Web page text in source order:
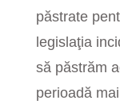
păstrate
legislaţia
să păstrăm
perioadă